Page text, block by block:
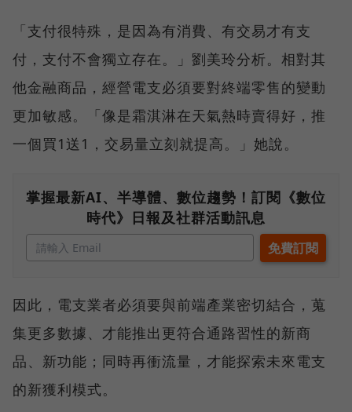
「支付很特殊，是因為有消費、有交易才有支
付，支付不會獨立存在。」劉美玲分析。相對其
他金融商品，經營電支必須要對終端零售的變動
更加敏感。「像是霜淇淋在天氣熱時賣得好，推
一個買1送1，交易量立刻就提高。」她說。
掌握最新AI、半導體、數位趨勢！訂閱《數位
時代》日報及社群活動訊息
因此，電支業者必須要與前端產業密切結合，蒐
集更多數據、才能推出更符合通路習性的新商
品、新功能；同時再衝流量，才能探索未來電支
的新獲利模式。